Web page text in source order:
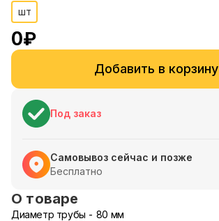
шт
0₽
Добавить в корзину
Под заказ
Самовывоз сейчас и позже
Бесплатно
О товаре
Диаметр трубы - 80 мм